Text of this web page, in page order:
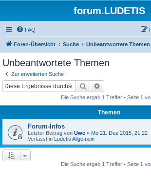
forum.LUDETIS
FAQ
Foren-Übersicht Suche Unbeantwortete Themen
Unbeantwortete Themen
Zur erweiterten Suche
Suche
Die Suche ergab 1 Treffer • Seite 1
Themen
Forum-Infos
Letzter Beitrag von Uwe « Mo 21. Dez 2015, 21:22
Verfasst in Ludetis Allgemein
Die Suche ergab 1 Treffer • Seite 1